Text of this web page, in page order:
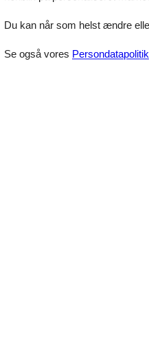
Du kan når som helst ændre
Se også vores Persondatapolitik